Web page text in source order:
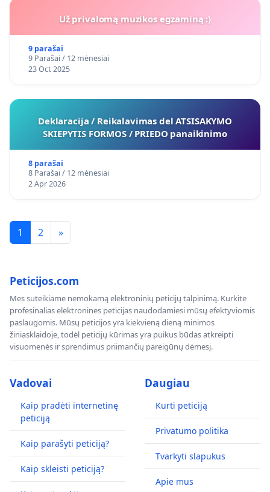
Už privalomą muzikos egzaminą :)
9 parašai
9 Parašai / 12 mėnesiai
23 Oct 2025
Deklaracija / Reikalavimas del ATSISAKYMO
SKIEPYTIS FORMOS / PRIEDO panaikinimo
8 parašai
8 Parašai / 12 mėnesiai
2 Apr 2026
1 2 »
Peticijos.com
Mes suteikiame nemokamą elektroninių peticijų talpinimą. Kurkite
profesinalias elektronines peticijas naudodamiesi mūsų efektyviomis
paslaugomis. Mūsų peticijos yra kiekvieną dieną minimos
žiniasklaidoje, todėl peticijų kūrimas yra puikus būdas atkreipti
visuomenės ir sprendimus priimančių pareigūnų dėmesį.
Vadovai
Kaip pradėti internetinę
peticiją
Kaip parašyti peticiją?
Kaip skleisti peticiją?
Daugiau
Kurti peticiją
Privatumo politika
Tvarkyti slapukus
Apie mus